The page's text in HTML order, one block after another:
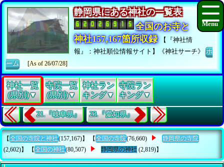
静岡県にある神社の一覧表
全国のお寺と
神社157,167箇所収録
【『神社情
報』：神社順位情報サイト】《神社サーチ》ホ
ーム
[As of 26/07/28]
神社一覧
(県別)▼
寺院一覧
(県別)▼
神社ラン
キング▼
寺院ラン
キング▼
21.『岐阜県』 23.『愛知県』
【 全国の寺院と神社(157,167)】 【 全国の寺院(76,660)
静岡県の寺院
(2,602)】 【 全国の神社(80,507) 静岡県の神社 (2,819)】